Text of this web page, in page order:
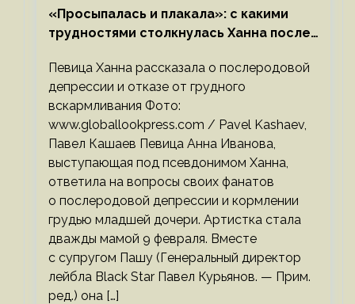
«Просыпалась и плакала»: с какими
трудностями столкнулась Ханна после
Певица Ханна рассказала о послеродовой
депрессии и отказе от грудного
вскармливания Фото:
www.globallookpress.com / Pavel Kashaev,
Павел Кашаев Певица Анна Иванова,
выступающая под псевдонимом Ханна,
ответила на вопросы своих фанатов
о послеродовой депрессии и кормлении
грудью младшей дочери. Артистка стала
дважды мамой 9 февраля. Вместе
с супругом Пашу (Генеральный директор
лейбла Black Star Павел Курьянов. — Прим.
ред.) она […]